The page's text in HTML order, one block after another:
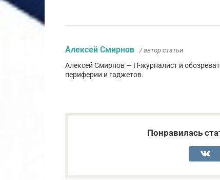
Алексей Смирнов / автор статьи
Алексей Смирнов — IT-журналист и
периферии и гаджетов.
Понравилась